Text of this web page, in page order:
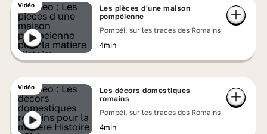
Vidéo
Les pièces d'une maison
pompéienne
Pompéi, sur les traces des Romains
4min
Vidéo
Les décors domestiques
romains
Pompéi, sur les traces des Romains
4min